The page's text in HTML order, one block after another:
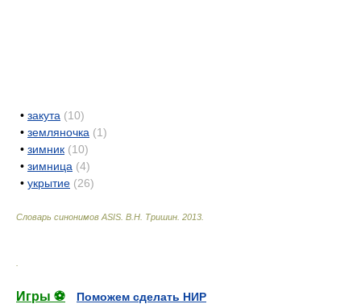
• закута (10)
• земляночка (1)
• зимник (10)
• зимница (4)
• укрытие (26)
Словарь синонимов ASIS. В.Н. Тришин 2013
Игры ⚽
Поможем сделать НИР